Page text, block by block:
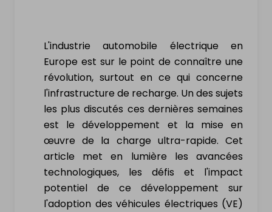
Mon vélo électrique
Ma Trottinette électrique
Mon Drone & ma batterie
INFORMATION
Comment ça marche?
L'industrie automobile électrique en
Europe est sur le point de connaître une
révolution, surtout en ce qui concerne
l'infrastructure de recharge. Un des sujets
les plus discutés ces dernières semaines
est le développement et la mise en
œuvre de la charge ultra-rapide. Cet
article met en lumière les avancées
technologiques, les défis et l'impact
potentiel de ce développement sur
l'adoption des véhicules électriques (VE)